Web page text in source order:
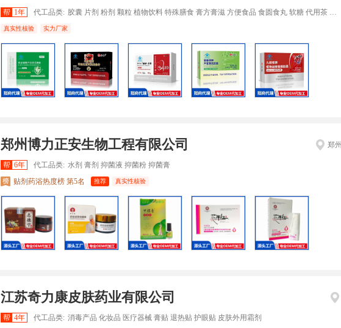
帮 1年 代工品类: 胶囊 片剂 粉剂 颗粒 植物饮料 特殊膳食 膏方膏滋 方便食品 食圆食丸 软糖 代用茶 果冻 贴剂 液体 膏体 凝胶 药芯 丸剂 精油
真实性核验 实力厂家
郑州博力正安生物工程有限公司 郑州
帮 6年 代工品类: 水剂 膏剂 抑菌液 抑菌粉 抑菌膏
贴剂药浴热度榜 第5名
推荐 真实性核验
江苏奇力康皮肤药业有限公司
帮 4年 代工品类: 消毒产品 化妆品 医疗器械 膏贴 退热贴 护眼贴 皮肤外用霜剂